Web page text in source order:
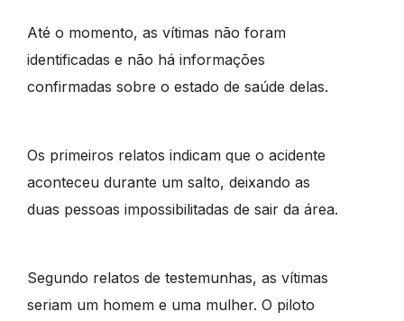
Até o momento, as vítimas não foram
identificadas e não há informações
confirmadas sobre o estado de saúde delas.
Os primeiros relatos indicam que o acidente
aconteceu durante um salto, deixando as
duas pessoas impossibilitadas de sair da área.
Segundo relatos de testemunhas, as vítimas
seriam um homem e uma mulher. O piloto